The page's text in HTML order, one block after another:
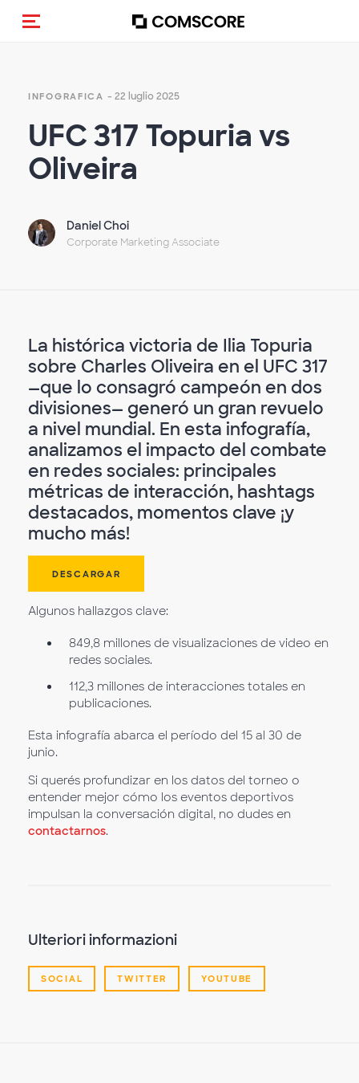
Cambia navigazione
INFOGRAFICA - 22 luglio 2025
UFC 317 Topuria vs
Oliveira
Daniel Choi
Corporate Marketing Associate
La histórica victoria de Ilia Topuria
sobre Charles Oliveira en el UFC 317
—que lo consagró campeón en dos
divisiones— generó un gran revuelo
a nivel mundial. En esta infografía,
analizamos el impacto del combate
en redes sociales: principales
métricas de interacción, hashtags
destacados, momentos clave ¡y
mucho más!
DESCARGAR
Algunos hallazgos clave:
849,8 millones de visualizaciones de video en
redes sociales.
112,3 millones de interacciones totales en
publicaciones.
Esta infografía abarca el período del 15 al 30 de
junio.
Si querés profundizar en los datos del torneo o
entender mejor cómo los eventos deportivos
impulsan la conversación digital, no dudes en
contactarnos.
Ulteriori informazioni
SOCIAL TWITTER YOUTUBE